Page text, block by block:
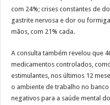
com 24%; crises constantes de
gastrite nervosa e dor ou
mãos, com 21% cada.
A consulta também revelou que
medicamentos controlados,
estimulantes, nos últimos 12
o ambiente de trabalho no
negativos para a saúde mental